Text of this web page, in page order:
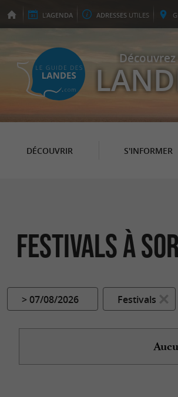
L'AGENDA ADRESSES UTILES
Découvrez
DÉCOUVRIR S'INFORMER
Festivals à
> 07/08/2026 Festivals